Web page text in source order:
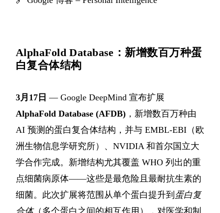
AlphaFold Database：新增数百万种蛋
白复合体结构
3月17日 — Google DeepMind 宣布扩展
AlphaFold Database (AFDB) ，新增数百万种由
AI 预测的蛋白复合体结构，并与 EMBL-EBI（欧
洲生物信息学研究所）、NVIDIA 和首尔国立大
学合作完成。新增结构尤其覆盖 WHO 列出的重
点细菌病原体——这些是最危险且最耐抗生素的
细菌。此次扩展将范围从单个蛋白提升到 蛋白复
合体（多个蛋白之间的相互作用），对医学和制